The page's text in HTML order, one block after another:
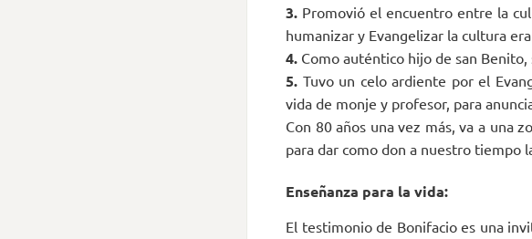
3. Promovió el encuentro entre la
humanizar y Evangelizar la cultura
4. Como auténtico hijo de san
5. Tuvo un celo ardiente por el
vida de monje y profesor, para
Con 80 años una vez más, va a una
para dar como don a nuestro tiempo
Enseñanza para la vida:
El testimonio de Bonifacio es una